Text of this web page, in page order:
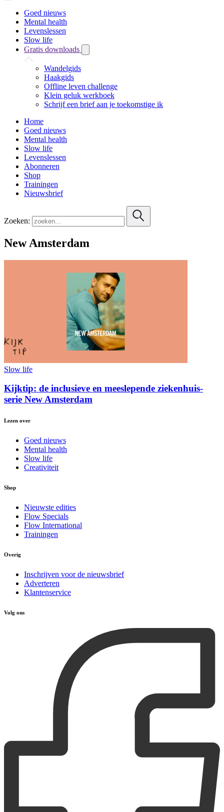
Goed nieuws
Mental health
Levenslessen
Slow life
Gratis downloads
Wandelgids
Haakgids
Offline leven challenge
Klein geluk werkboek
Schrijf een brief aan je toekomstige ik
Home
Goed nieuws
Mental health
Slow life
Levenslessen
Abonneren
Shop
Trainingen
Nieuwsbrief
Zoeken:
New Amsterdam
Slow life
Kijktip: de inclusieve en meeslepende ziekenhuis-
serie New Amsterdam
Lezen over
Goed nieuws
Mental health
Slow life
Creativiteit
Shop
Nieuwste edities
Flow Specials
Flow International
Trainingen
Overig
Inschrijven voor de nieuwsbrief
Adverteren
Klantenservice
Volg ons